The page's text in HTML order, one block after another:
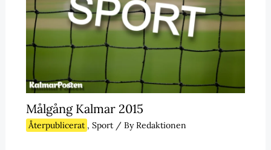
Målgång Kalmar 2015
Återpublicerat , Sport/ ByRedaktionen